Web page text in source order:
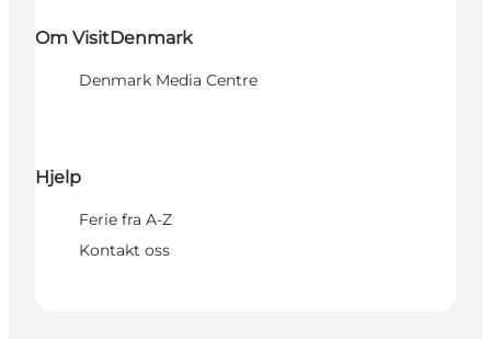
Om VisitDenmark
Denmark Media Centre
Hjelp
Ferie fra A-Z
Kontakt oss